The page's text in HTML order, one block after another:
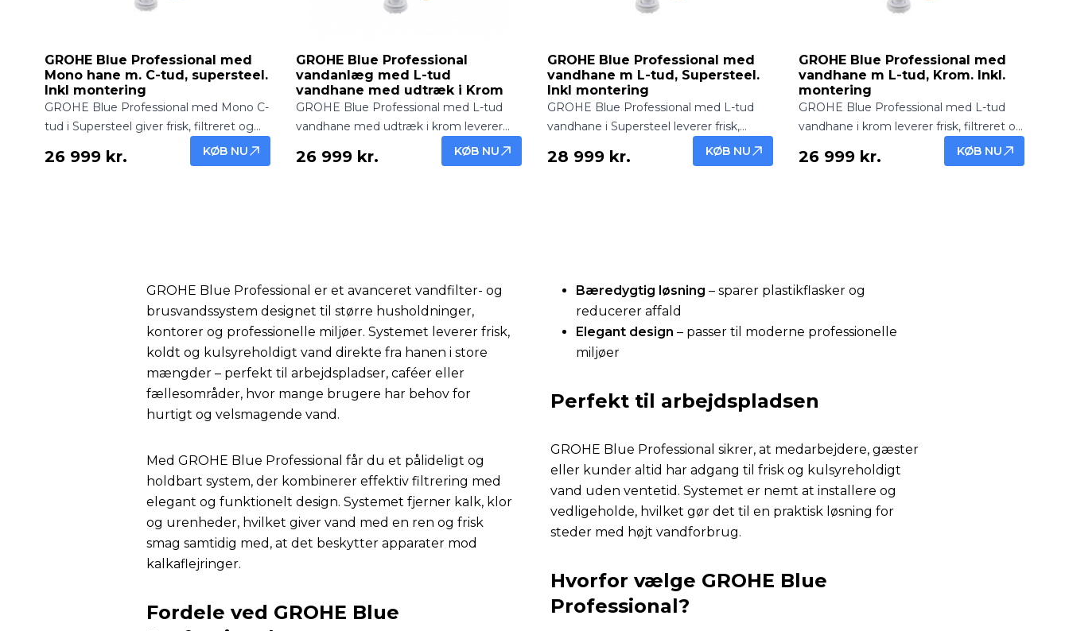
GROHE Blue Professional med
Mono hane m. C-tud, supersteel.
Inkl montering
GROHE Blue Professional med Mono C-
tud i Supersteel giver frisk, filtreret og
afkølet vand direkte fra hanen.
Professionel løsning med eksklusivt
26 999 kr. KØB NU
GROHE Blue Professional
vandanlæg med L-tud
vandhane med udtræk i Krom
GROHE Blue Professional med L-tud
vandhane med udtræk i krom leverer
frisk, filtreret og afkølet vand direkte fra
hanen. Elegant og funktionel løsning til
26 999 kr. KØB NU
GROHE Blue Professional med
vandhane m L-tud, Supersteel.
Inkl montering
GROHE Blue Professional med L-tud
vandhane i Supersteel leverer frisk,
filtreret og afkølet vand direkte fra
hanen. Professionel løsning med
28 999 kr. KØB NU
GROHE Blue Professional med
vandhane m L-tud, Krom. Inkl.
montering
GROHE Blue Professional med L-tud
vandhane i krom leverer frisk, filtreret og
afkølet vand direkte fra hanen.
Professionel løsning med elegant
26 999 kr. KØB NU
GROHE Blue Professional er et avanceret vandfilter- og
brusvandssystem designet til større husholdninger,
kontorer og professionelle miljøer. Systemet leverer frisk,
koldt og kulsyreholdigt vand direkte fra hanen i store
mængder – perfekt til arbejdspladser, caféer eller
fællesområder, hvor mange brugere har behov for
hurtigt og velsmagende vand.
Med GROHE Blue Professional får du et pålideligt og
holdbart system, der kombinerer effektiv filtrering med
elegant og funktionelt design. Systemet fjerner kalk, klor
og urenheder, hvilket giver vand med en ren og frisk
smag samtidig med, at det beskytter apparater mod
kalkaflejringer.
Fordele ved GROHE Blue
Bæredygtig løsning – sparer plastikflasker og
reducerer affald
Elegant design – passer til moderne professionelle
miljøer
Perfekt til arbejdspladsen
GROHE Blue Professional sikrer, at medarbejdere, gæster
eller kunder altid har adgang til frisk og kulsyreholdigt
vand uden ventetid. Systemet er nemt at installere og
vedligeholde, hvilket gør det til en praktisk løsning for
steder med højt vandforbrug.
Hvorfor vælge GROHE Blue
Professional?